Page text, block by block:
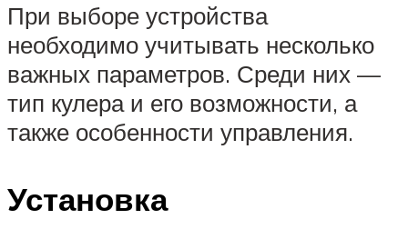
При выборе устройства
необходимо учитывать несколько
важных параметров. Среди них —
тип кулера и его возможности, а
также особенности управления.
Установка